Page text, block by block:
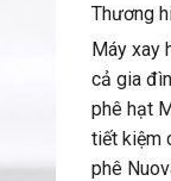
Thương
Máy xay
cả gia
phê hạt
tiết kiệm
phê